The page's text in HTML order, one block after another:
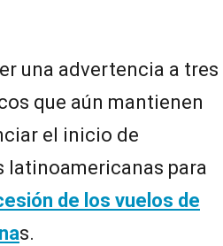
una advertencia a tres
que aún mantienen
el inicio de
latinoamericanas para
de los vuelos de
s.